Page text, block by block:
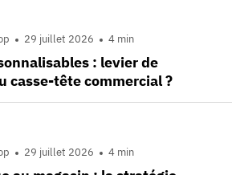
29 juillet 2026 4 min
: levier de
casse-tête commercial ?
29 juillet 2026 4 min